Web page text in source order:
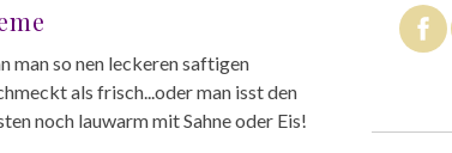
man so nen leckeren saftigen
als frisch...oder man isst den
noch lauwarm mit Sahne oder Eis!